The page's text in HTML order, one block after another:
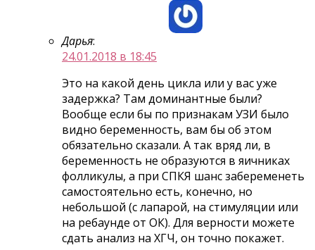
Дарья:
24.01.2018 в 18:45
Это на какой день цикла или у вас уже
задержка? Там доминантные были?
Вообще если бы по признакам УЗИ было
видно беременность, вам бы об этом
обязательно сказали. А так вряд ли, в
беременность не образуются в яичниках
фолликулы, а при СПКЯ шанс забеременеть
самостоятельно есть, конечно, но
небольшой (с лапарой, на стимуляции или
на ребаунде от ОК). Для верности можете
сдать анализ на ХГЧ, он точно покажет.